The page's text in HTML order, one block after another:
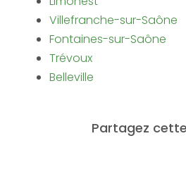
Villefranche-sur-Saône
Fontaines-sur-Saône
Trévoux
Belleville